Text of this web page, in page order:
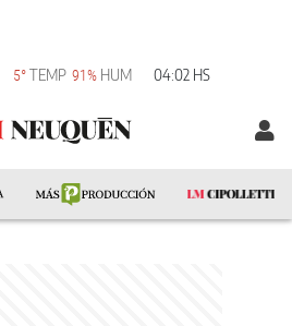
5° TEMP 91% HUM 04:02 HS